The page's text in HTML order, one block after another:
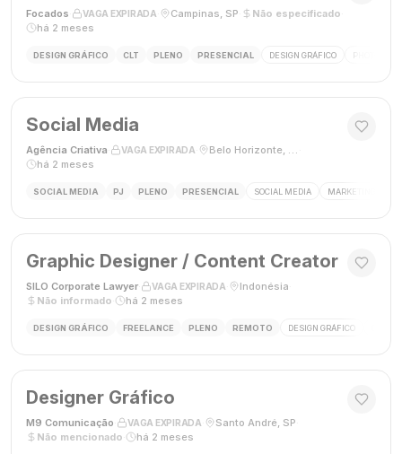
Focados VAGA EXPIRADA Campinas, SP Não especificado
há 2 meses
DESIGN GRÁFICO CLT PLENO PRESENCIAL DESIGN GRÁFICO PHOTOSHOP
Social Media
Agência Criativa VAGA EXPIRADA Belo Horizonte, Brasil
há 2 meses
SOCIAL MEDIA PJ PLENO PRESENCIAL SOCIAL MEDIA MARKETING
Graphic Designer / Content Creator
SILO Corporate Lawyer VAGA EXPIRADA Indonésia
Não informado
há 2 meses
DESIGN GRÁFICO FREELANCE PLENO REMOTO DESIGN GRÁFICO
Designer Gráfico
M9 Comunicação VAGA EXPIRADA Santo André, SP
Não mencionado
há 2 meses